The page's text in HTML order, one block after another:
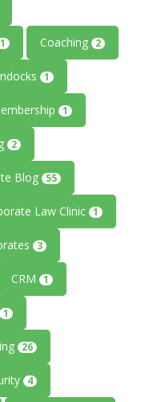
1 Coaching 2
1
1
2
Blog 55
Law Clinic 1
3
CRM 1
1
26
4